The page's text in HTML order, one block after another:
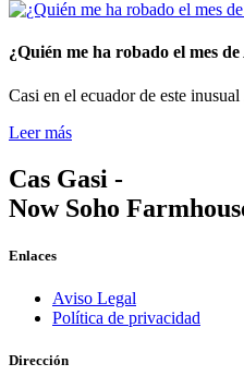
¿Quién me ha robado el mes
Casi en el ecuador de este
Leer más
Cas Gasi -
Now Soho
Enlaces
Aviso Legal
Política de privacidad
Dirección